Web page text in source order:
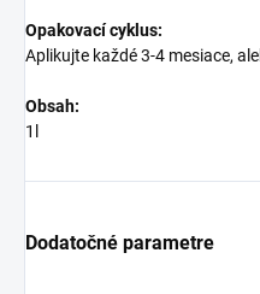
Opakovací cyklus:
Aplikujte každé 3-4 mesiace,
Obsah:
1l
Dodatočné parametre